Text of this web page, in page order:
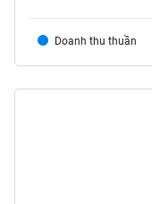
Doanh thu thuần